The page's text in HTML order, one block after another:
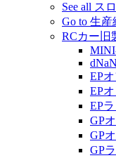
See all ス
Go to 生
RCカー旧
EP
EP
EP
GP
GP
GP